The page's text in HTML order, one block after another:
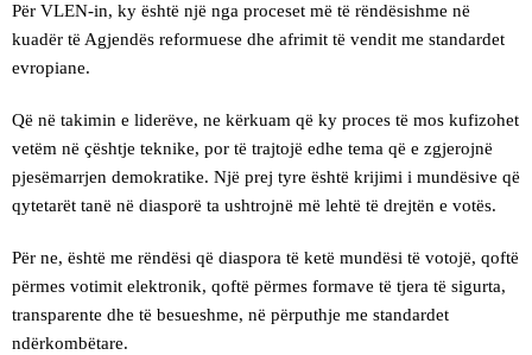
Për VLEN-in, ky është një nga proceset më të rëndësishme në
kuadër të Agjendës reformuese dhe afrimit të vendit me standardet
evropiane.
Që në takimin e liderëve, ne kërkuam që ky proces të mos kufizohet
vetëm në çështje teknike, por të trajtojë edhe tema që e zgjerojnë
pjesëmarrjen demokratike. Një prej tyre është krijimi i mundësive që
qytetarët tanë në diasporë ta ushtrojnë më lehtë të drejtën e votës.
Për ne, është me rëndësi që diaspora të ketë mundësi të votojë, qoftë
përmes votimit elektronik, qoftë përmes formave të tjera të sigurta,
transparente dhe të besueshme, në përputhje me standardet
ndërkombëtare.